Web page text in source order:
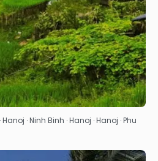
Pozrieť sa
Hanoj · Ninh Binh · Hanoj · Hanoj · Phu